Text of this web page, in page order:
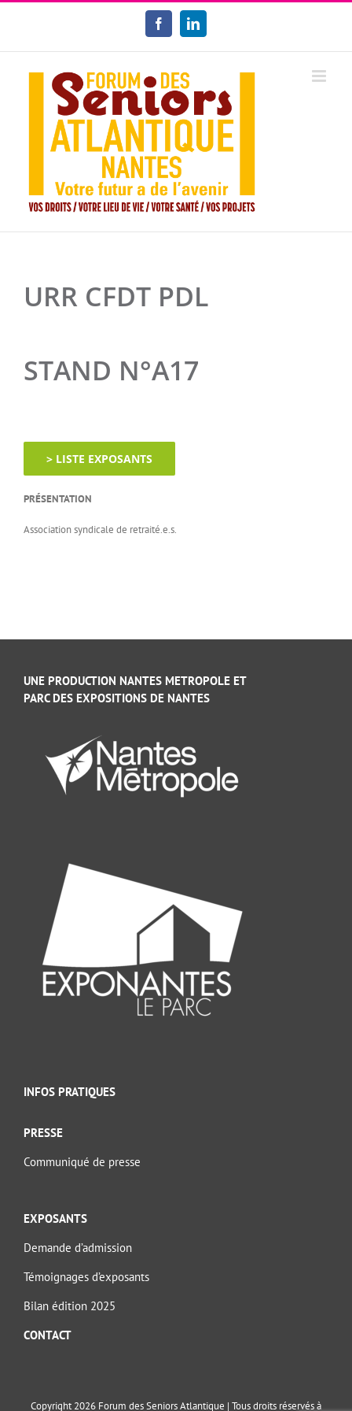
Passer
FacebookLinkedIn
URR CFDT PDL
STAND N°A17
> LISTE EXPOSANTS
PRÉSENTATION
Association syndicale de retraité.e.s.
UNE PRODUCTION NANTES METROPOLE ET
PARC DES EXPOSITIONS DE NANTES
INFOS PRATIQUES
PRESSE
Communiqué de presse
EXPOSANTS
Demande d’admission
Témoignages d’exposants
Bilan édition 2025
CONTACT
Copyright 2026 Forum des Seniors Atlantique | Tous droits réservés à